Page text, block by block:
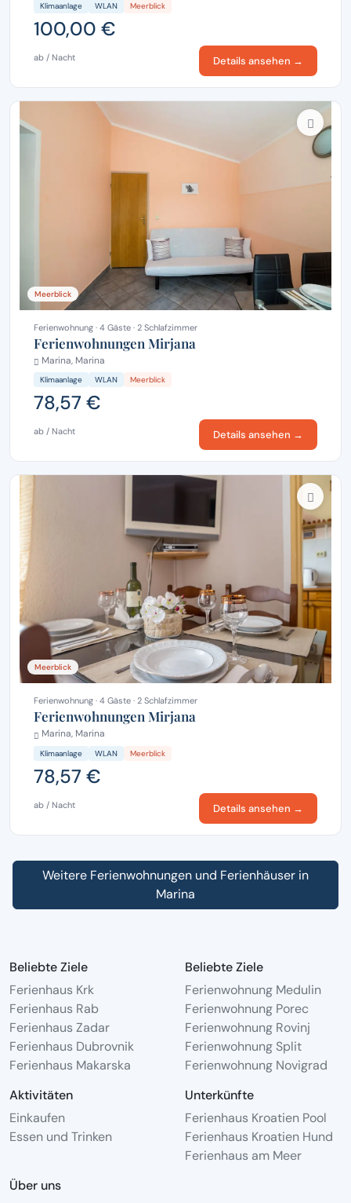
Klimaanlage WLAN Meerblick
100,00 €
ab / Nacht Details ansehen →
Meerblick
Ferienwohnung · 4 Gäste · 2 Schlafzimmer
Ferienwohnungen Mirjana
Marina, Marina
Klimaanlage WLAN Meerblick
78,57 €
ab / Nacht Details ansehen →
Meerblick
Ferienwohnung · 4 Gäste · 2 Schlafzimmer
Ferienwohnungen Mirjana
Marina, Marina
Klimaanlage WLAN Meerblick
78,57 €
ab / Nacht Details ansehen →
Weitere Ferienwohnungen und Ferienhäuser in
Marina
Beliebte Ziele
Ferienhaus Krk
Ferienhaus Rab
Ferienhaus Zadar
Ferienhaus Dubrovnik
Ferienhaus Makarska
Beliebte Ziele
Ferienwohnung Medulin
Ferienwohnung Porec
Ferienwohnung Rovinj
Ferienwohnung Split
Ferienwohnung Novigrad
Aktivitäten
Einkaufen
Essen und Trinken
Unterkünfte
Ferienhaus Kroatien Pool
Ferienhaus Kroatien Hund
Ferienhaus am Meer
Über uns